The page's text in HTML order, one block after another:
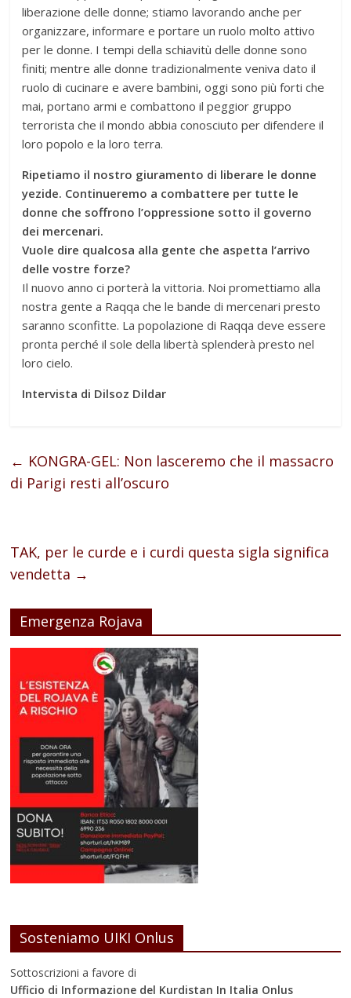
liberazione delle donne; stiamo lavorando anche per
organizzare, informare e portare un ruolo molto attivo
per le donne. I tempi della schiavitù delle donne sono
finiti; mentre alle donne tradizionalmente veniva dato il
ruolo di cucinare e avere bambini, oggi sono più forti che
mai, portano armi e combattono il peggior gruppo
terrorista che il mondo abbia conosciuto per difendere il
loro popolo e la loro terra.
Ripetiamo il nostro giuramento di liberare le donne
yezide. Continueremo a combattere per tutte le
donne che soffrono l’oppressione sotto il governo
dei mercenari.
Vuole dire qualcosa alla gente che aspetta l’arrivo
delle vostre forze?
Il nuovo anno ci porterà la vittoria. Noi promettiamo alla
nostra gente a Raqqa che le bande di mercenari presto
saranno sconfitte. La popolazione di Raqqa deve essere
pronta perché il sole della libertà splenderà presto nel
loro cielo.
Intervista di Dilsoz Dildar
← KONGRA-GEL: Non lasceremo che il massacro
di Parigi resti all’oscuro
TAK, per le curde e i curdi questa sigla significa
vendetta →
Emergenza Rojava
Sosteniamo UIKI Onlus
Sottoscrizioni a favore di
Ufficio di Informazione del Kurdistan In Italia Onlus